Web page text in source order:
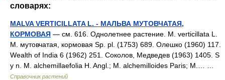
словарях:
MALVA VERTICILLATA L. - МАЛЬВА МУТОВЧАТАЯ,
КОРМОВАЯ — см. 616. Однолетнее растение. М. verticillata L.
М. мутовчатая, кормовая Sp. pl. (1753) 689. Олешко (1960) 117.
Wealth of India 6 (1962) 251. Соколов, Медведев (1963) 1405. S
y n. М. alchemillaefolia H. Angl.; М. alchemilloides Paris; M.… …
Справочник растений